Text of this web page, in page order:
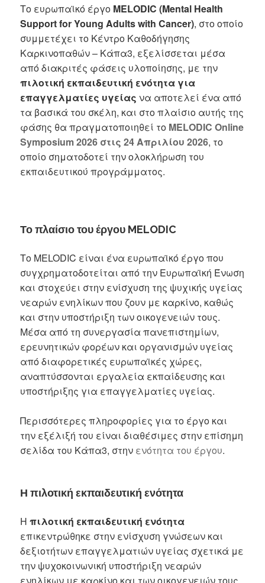
Το ευρωπαϊκό έργο MELODIC (Mental Health
Support for Young Adults with Cancer), στο οποίο
συμμετέχει το Κέντρο Καθοδήγησης
Καρκινοπαθών – Κάπα3, εξελίσσεται μέσα
από διακριτές φάσεις υλοποίησης, με την
πιλοτική εκπαιδευτική ενότητα για
επαγγελματίες υγείας να αποτελεί ένα από
τα βασικά του σκέλη, και στο πλαίσιο αυτής της
φάσης θα πραγματοποιηθεί το MELODIC Online
Symposium 2026 στις 24 Απριλίου 2026, το
οποίο σηματοδοτεί την ολοκλήρωση του
εκπαιδευτικού προγράμματος.
Το πλαίσιο του έργου MELODIC
Το MELODIC είναι ένα ευρωπαϊκό έργο που
συγχρηματοδοτείται από την Ευρωπαϊκή Ένωση
και στοχεύει στην ενίσχυση της ψυχικής υγείας
νεαρών ενηλίκων που ζουν με καρκίνο, καθώς
και στην υποστήριξη των οικογενειών τους.
Μέσα από τη συνεργασία πανεπιστημίων,
ερευνητικών φορέων και οργανισμών υγείας
από διαφορετικές ευρωπαϊκές χώρες,
αναπτύσσονται εργαλεία εκπαίδευσης και
υποστήριξης για επαγγελματίες υγείας.
Περισσότερες πληροφορίες για το έργο και
την εξέλιξή του είναι διαθέσιμες στην επίσημη
σελίδα του Κάπα3, στην ενότητα του έργου.
Η πιλοτική εκπαιδευτική ενότητα
Ηπιλοτική εκπαιδευτική ενότητα
επικεντρώθηκε στην ενίσχυση γνώσεων και
δεξιοτήτων επαγγελματιών υγείας σχετικά με
την ψυχοκοινωνική υποστήριξη νεαρών